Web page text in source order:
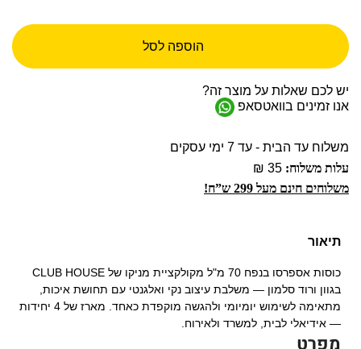
הוספה לסל
יש לכם שאלות על מוצר זה?
אנו זמינים בוואטסאפ
משלוח עד הבית - עד 7 ימי עסקים
עלות משלוח:
משלוחים חינם מעל 299 ש”ח!
תיאור
כוסות אספרסו בנפח 70 מ"ל מקולקציית מניקו של CLUB HOUSE
בגוון ורוד סלמון — משלבת עיצוב נקי ואלגנטי עם תחושת איכות,
מתאימה לשימוש יומיומי ולהגשה מוקפדת כאחד. מארז של 4 יחידות
— אידיאלי לבית, למשרד ולאירוח.